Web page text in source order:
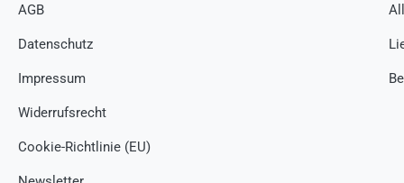
AGB
Datenschutz
Impressum
Widerrufsrecht
Cookie-Richtlinie (EU)